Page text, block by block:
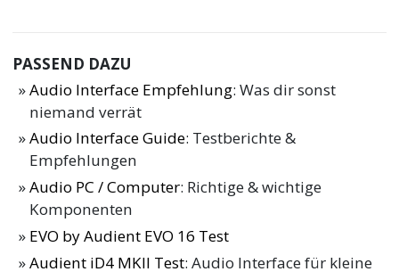
PASSEND DAZU
Audio Interface Empfehlung: Was dir sonst
niemand verrät
Audio Interface Guide: Testberichte &
Empfehlungen
Audio PC / Computer: Richtige & wichtige
Komponenten
EVO by Audient EVO 16 Test
Audient iD4 MKII Test: Audio Interface für kleine